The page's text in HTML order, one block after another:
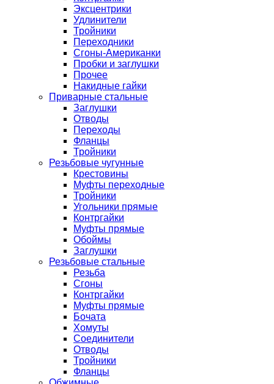
Эксцентрики
Удлинители
Тройники
Переходники
Сгоны-Американки
Пробки и заглушки
Прочее
Накидные гайки
Приварные стальные
Заглушки
Отводы
Переходы
Фланцы
Тройники
Резьбовые чугунные
Крестовины
Муфты переходные
Тройники
Угольники прямые
Контргайки
Муфты прямые
Обоймы
Заглушки
Резьбовые стальные
Резьба
Сгоны
Контргайки
Муфты прямые
Бочата
Хомуты
Соединители
Отводы
Тройники
Фланцы